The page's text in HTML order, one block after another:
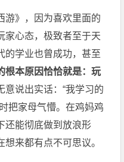
游》，因为喜欢里面的
家心态，极致者至于天
的学业也曾成功，甚至
根本原因恰恰就是：玩
意说出实话：“我学习的
把家母气懵。在鸡妈鸡
还能彻底做到放浪形
来都有点不可思议。